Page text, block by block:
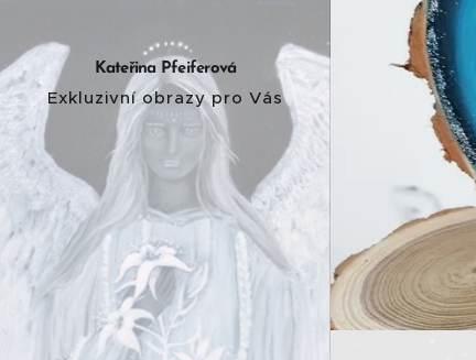
Kateřina Pfeiferová
Exkluzivní obrazy pro Vás